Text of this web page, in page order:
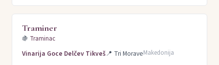
Traminer
🍇 Traminac
Vinarija Goce Delčev Tikveš📍 Tri MoraveMakedonija